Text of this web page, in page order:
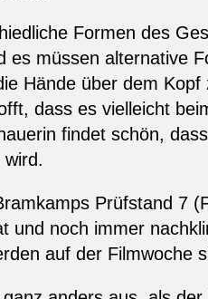
Formen des
es müssen alternative
Hände über dem
dass es vielleicht
findet schön,
Prüfstand 7
und noch immer
auf der Filmwoche